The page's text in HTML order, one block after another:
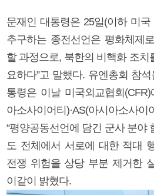
문재인 대통령은 25일(이하 미국
추구하는 종전선언은 평화체제
할 과정으로, 북한의 비핵화 조치
요하다”고 말했다. 유엔총회 참
통령은 이날 미국외교협회(CFR)
아소사이어티)·AS(아시아소사이
“평양공동선언에 담긴 군사 분야
도 전체에서 서로에 대한 적대
전쟁 위험을 상당 부분 제거한
이같이 밝혔다.